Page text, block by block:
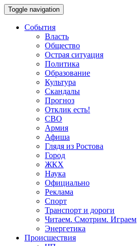
Toggle navigation
События
Власть
Общество
Острая ситуация
Политика
Образование
Культура
Скандалы
Прогноз
Отклик есть!
СВО
Армия
Афиша
Глядя из Ростова
Город
ЖКХ
Наука
Официально
Реклама
Спорт
Транспорт и дороги
Читаем. Смотрим. Играем
Энергетика
Происшествия